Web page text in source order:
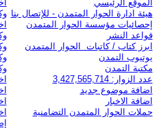
الموقع الرئيسي
هيئة ادارة الحوار المتمدن - للإتصال بنا
إحصائيات مؤسسة الحوار المتمدن
قواعد النشر
ابرز كتاب / كاتبات الحوار المتمدن
يوتيوب التمدن
مكتبة التمدن
عدد الزوار: 3,427,565,714
اضافة موضوع جديد
اضافة الاخبار
حملات الحوار المتمدن التضامنية